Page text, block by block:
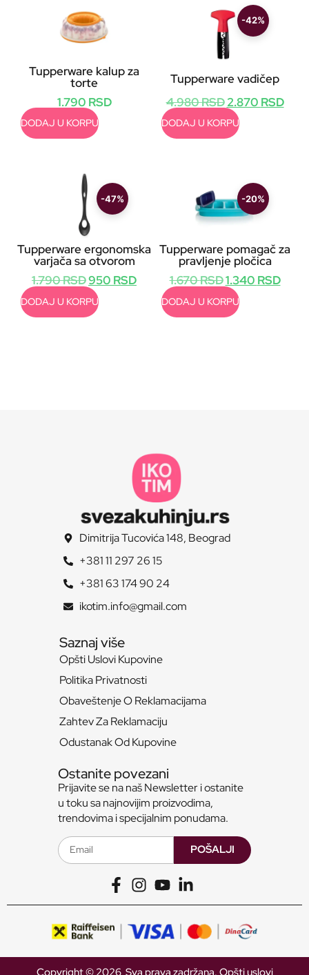
Tupperware kalup za
torte
1.790 RSD
DODAJ U KORPU
-42%
Tupperware vadičep
4.980RSD 2.870 RSD
DODAJ U KORPU
-47%
Tupperware ergonomska
varjača sa otvorom
1.790RSD950 RSD
DODAJ U KORPU
-20%
Tupperware pomagač za
pravljenje pločica
1.670RSD1.340 RSD
DODAJ U KORPU
Dimitrija Tucovića 148, Beograd
+381 11 297 26 15
+381 63 174 90 24
ikotim.info@gmail.com
Saznaj više
Opšti Uslovi Kupovine
Politika Privatnosti
Obaveštenje O Reklamacijama
Zahtev Za Reklamaciju
Odustanak Od Kupovine
Ostanite povezani
Prijavite se na naš Newsletter i ostanite
u toku sa najnovijim proizvodima,
trendovima i specijalnim ponudama.
POŠALJI